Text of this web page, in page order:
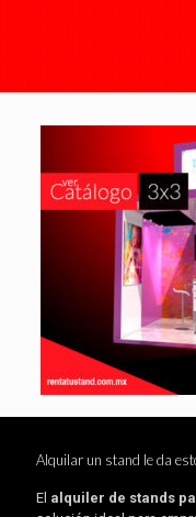
Alquilar un stand le da
El alquiler de stands